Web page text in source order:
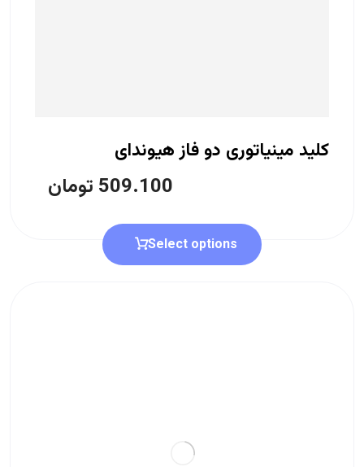
کلید مینیاتوری دو فاز هیوندای
509.100 تومان
Select options